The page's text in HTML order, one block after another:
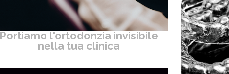
Portiamo l'ortodonzia invisibile
nella tua clinica